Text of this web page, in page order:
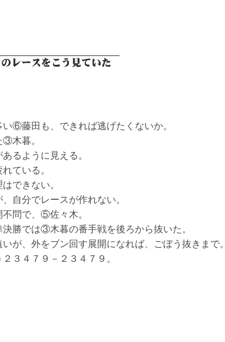
⑥藤田も、できれば逃げたくないか。
③木暮。
るように見える。
ている。
できない。
自分でレースが作れない。
問で、⑤佐々木。
勝では③木暮の番手戦を後ろから抜いた。
が、外をブン回す展開になれば、ごぼう抜きまで。
３４７９－２３４７９。